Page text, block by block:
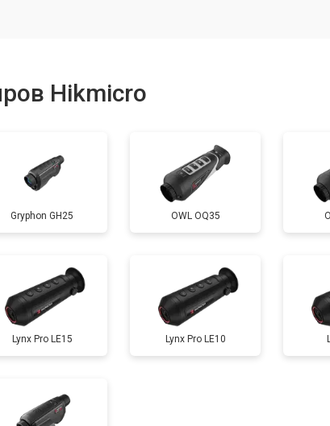
Hikmicro
Gryphon GH25 OWL OQ35
Lynx Pro LE15 Lynx Pro LE10